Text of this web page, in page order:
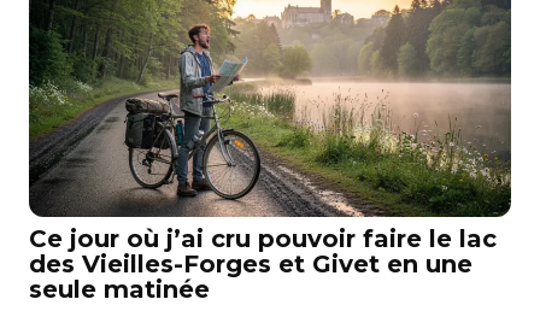
Ce jour où j’ai cru pouvoir faire le lac
des Vieilles-Forges et Givet en une
seule matinée